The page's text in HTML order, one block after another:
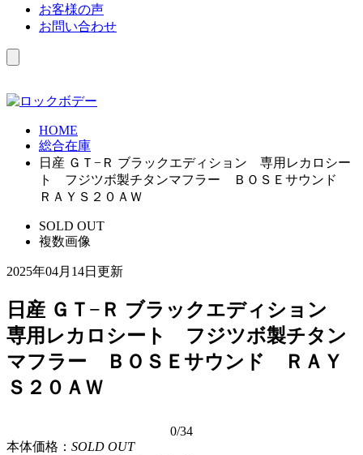
お客様の声
お問い合わせ
HOME
総合在庫
日産 ＧＴ−Ｒ ブラックエディション 専用レカロシー
ト フジツボ製チタンマフラー ＢＯＳＥサウンド
ＲＡＹＳ２０ＡＷ
SOLD OUT
複数画像
2025年04月14日更新
日産 ＧＴ−Ｒ ブラックエディション
専用レカロシート フジツボ製チタン
マフラー ＢＯＳＥサウンド ＲＡＹ
Ｓ２０ＡＷ
0/34
本体価格： SOLD OUT